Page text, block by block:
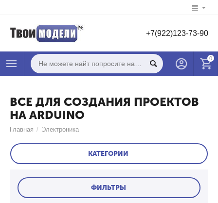
+7(922)123-73-90
0
ВСЕ ДЛЯ СОЗДАНИЯ ПРОЕКТОВ
НА ARDUINO
Главная / Электроника
КАТЕГОРИИ
ФИЛЬТРЫ